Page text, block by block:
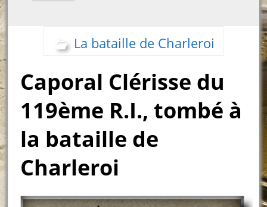
La bataille de Charleroi
Caporal Clérisse du
119ème R.I., tombé à
la bataille de
Charleroi